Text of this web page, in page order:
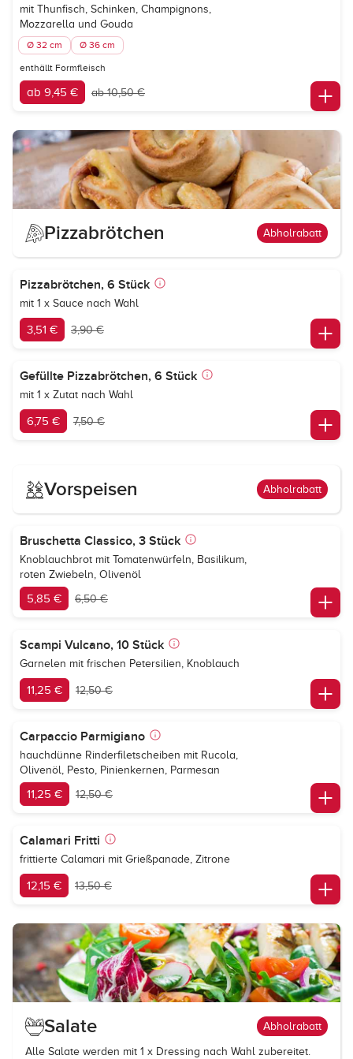
mit Thunfisch, Schinken, Champignons,
Mozzarella und Gouda
Ø 32 cm Ø 36 cm
enthällt Formfleisch
ab 9,45 € ab 10,50 €
Pizzabrötchen Abholrabatt
Pizzabrötchen, 6 Stück
mit 1 x Sauce nach Wahl
3,51 € 3,90 €
Gefüllte Pizzabrötchen, 6 Stück
mit 1 x Zutat nach Wahl
6,75 € 7,50 €
Vorspeisen Abholrabatt
Bruschetta Classico, 3 Stück
Knoblauchbrot mit Tomatenwürfeln, Basilikum,
roten Zwiebeln, Olivenöl
5,85 € 6,50 €
Scampi Vulcano, 10 Stück
Garnelen mit frischen Petersilien, Knoblauch
11,25 € 12,50 €
Carpaccio Parmigiano
hauchdünne Rinderfiletscheiben mit Rucola,
Olivenöl, Pesto, Pinienkernen, Parmesan
11,25 € 12,50 €
Calamari Fritti
frittierte Calamari mit Grießpanade, Zitrone
12,15 € 13,50 €
Salate Abholrabatt
Alle Salate werden mit 1 x Dressing nach Wahl zubereitet.